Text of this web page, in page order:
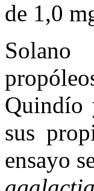
de 1,0
Solano
Quindío
sus
ensayo